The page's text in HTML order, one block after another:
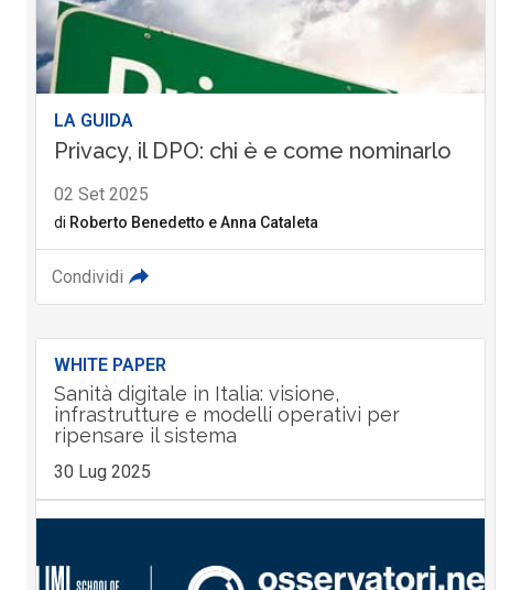
LA GUIDA
Privacy, il DPO: chi è e come nominarlo
02 Set 2025
di Roberto Benedetto eAnna Cataleta
Condividi
WHITE PAPER
Sanità digitale in Italia: visione,
infrastrutture e modelli operativi per
ripensare il sistema
30 Lug 2025